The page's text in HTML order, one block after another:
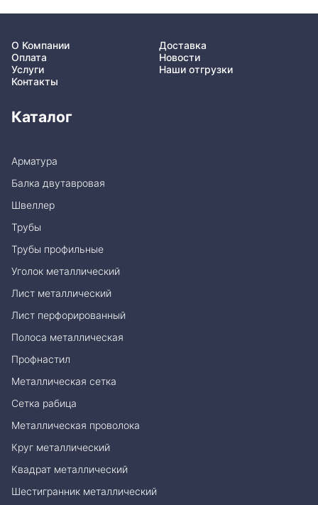
О Компании
Доставка
Оплата
Новости
Услуги
Наши отгрузки
Контакты
Каталог
Арматура
Балка двутавровая
Швеллер
Трубы
Трубы профильные
Уголок металлический
Лист металлический
Лист перфорированный
Полоса металлическая
Профнастил
Металлическая сетка
Сетка рабица
Металлическая проволока
Круг металлический
Квадрат металлический
Шестигранник металлический